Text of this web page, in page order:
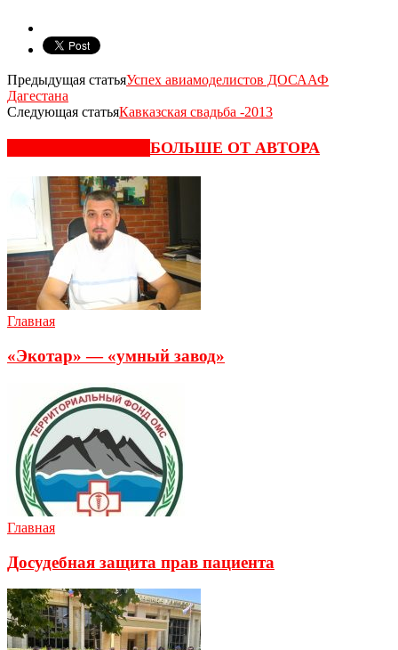
Предыдущая статьяУспех авиамоделистов ДОСААФ
Дагестана
Следующая статьяКавказская свадьба -2013
БОЛЬШЕ ОТ АВТОРА
Главная
«Экотар» — «умный завод»
Главная
Досудебная защита прав пациента